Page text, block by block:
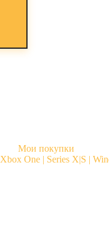
Мои покупки
Xbox One | Series X|S |